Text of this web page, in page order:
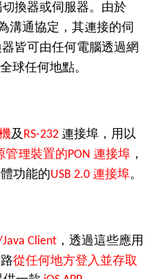
換器或伺服器。由於
溝通協定，其連接的伺
皆可由任何電腦透過網
球任何地點。
及 RS-232 連接埠，用以
管理裝置的PON 連接埠 ，
功能的USB 2.0 連接埠。
Client ，透過這些應用
從任何地方登入並存取